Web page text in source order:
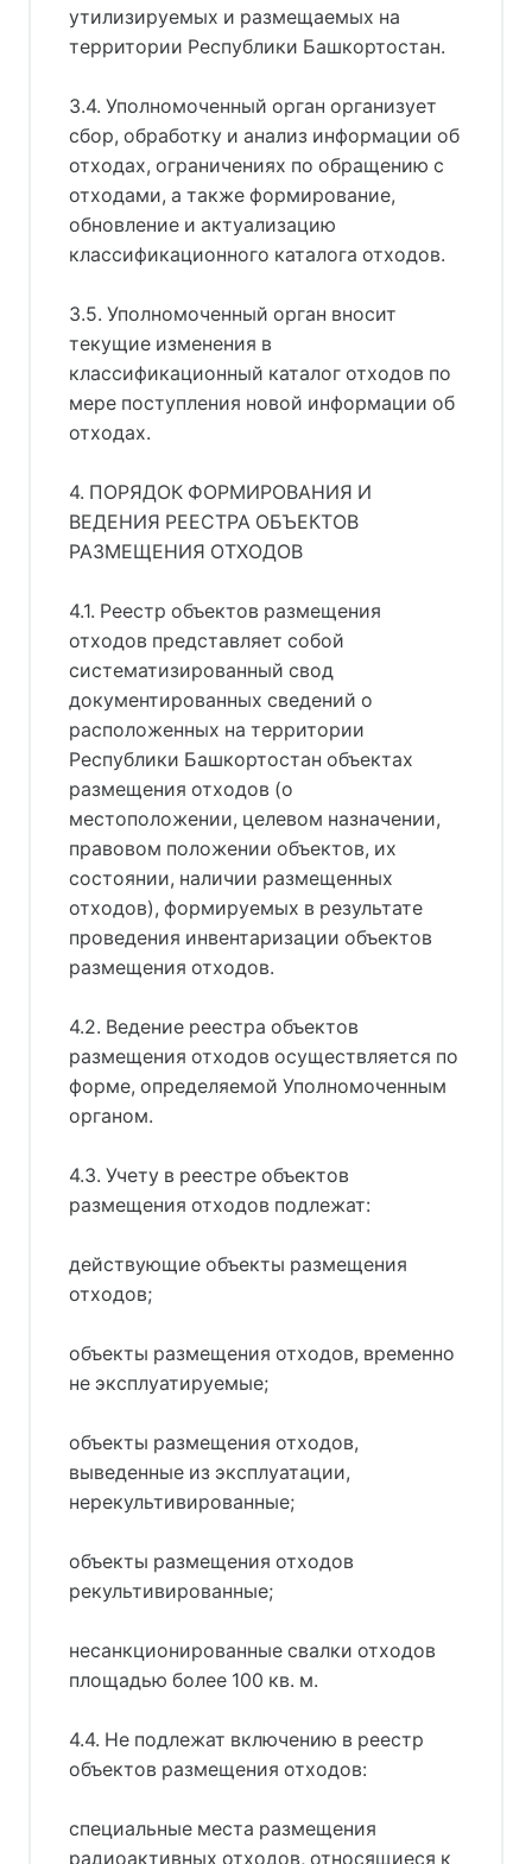
утилизируемых и размещаемых на
территории Республики Башкортостан.
3.4. Уполномоченный орган организует
сбор, обработку и анализ информации об
отходах, ограничениях по обращению с
отходами, а также формирование,
обновление и актуализацию
классификационного каталога отходов.
3.5. Уполномоченный орган вносит
текущие изменения в
классификационный каталог отходов по
мере поступления новой информации об
отходах.
4. ПОРЯДОК ФОРМИРОВАНИЯ И
ВЕДЕНИЯ РЕЕСТРА ОБЪЕКТОВ
РАЗМЕЩЕНИЯ ОТХОДОВ
4.1. Реестр объектов размещения
отходов представляет собой
систематизированный свод
документированных сведений о
расположенных на территории
Республики Башкортостан объектах
размещения отходов (о
местоположении, целевом назначении,
правовом положении объектов, их
состоянии, наличии размещенных
отходов), формируемых в результате
проведения инвентаризации объектов
размещения отходов.
4.2. Ведение реестра объектов
размещения отходов осуществляется по
форме, определяемой Уполномоченным
органом.
4.3. Учету в реестре объектов
размещения отходов подлежат:
действующие объекты размещения
отходов;
объекты размещения отходов, временно
не эксплуатируемые;
объекты размещения отходов,
выведенные из эксплуатации,
нерекультивированные;
объекты размещения отходов
рекультивированные;
несанкционированные свалки отходов
площадью более 100 кв. м.
4.4. Не подлежат включению в реестр
объектов размещения отходов:
специальные места размещения
радиоактивных отходов, относящиеся к